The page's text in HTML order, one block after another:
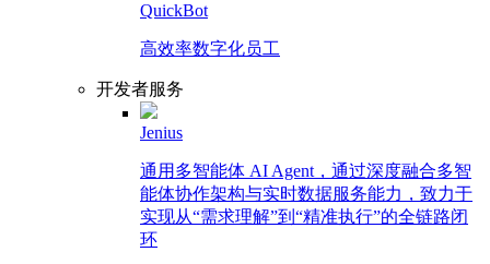
QuickBot
高效率数字化员工
开发者服务
Jenius
通用多智能体 AI Agent，通过深度融合多智
能体协作架构与实时数据服务能力，致力于
实现从“需求理解”到“精准执行”的全链路闭
环